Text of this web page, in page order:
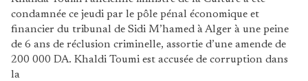
condamnée ce jeudi par le pôle pénal économique et
financier du tribunal de Sidi M’hamed à Alger à une peine
de 6 ans de réclusion criminelle, assortie d’une amende de
200 000 DA. Khaldi Toumi est accusée de corruption dans
la